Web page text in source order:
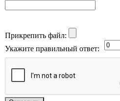
Прикрепить файл:
Укажите правильный ответ: